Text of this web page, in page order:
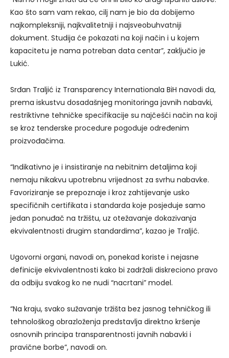
Kao što sam vam rekao, cilj nam je bio da dobijemo
najkompleksniji, najkvalitetniji i najsveobuhvatniji
dokument. Studija će pokazati na koji način i u kojem
kapacitetu je nama potreban data centar”, zaključio je
Lukić.
Srđan Traljić iz Transparency Internationala BiH navodi da,
prema iskustvu dosadašnjeg monitoringa javnih nabavki,
restriktivne tehničke specifikacije su najčešći način na koji
se kroz tenderske procedure pogoduje određenim
proizvođačima.
“Indikativno je i insistiranje na nebitnim detaljima koji
nemaju nikakvu upotrebnu vrijednost za svrhu nabavke.
Favoriziranje se prepoznaje i kroz zahtijevanje usko
specifičnih certifikata i standarda koje posjeduje samo
jedan ponuđač na tržištu, uz otežavanje dokazivanja
ekvivalentnosti drugim standardima”, kazao je Traljić.
Ugovorni organi, navodi on, ponekad koriste i nejasne
definicije ekvivalentnosti kako bi zadržali diskreciono pravo
da odbiju svakog ko ne nudi “nacrtani” model.
“Na kraju, svako sužavanje tržišta bez jasnog tehničkog ili
tehnološkog obrazloženja predstavlja direktno kršenje
osnovnih principa transparentnosti javnih nabavki i
pravične borbe”, navodi on.